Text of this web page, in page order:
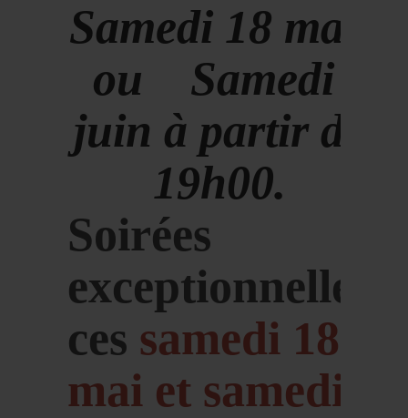
Samedi 18 mai
ou Samedi 1
juin à partir de
19h00.
Soirées
exceptionnelles
ces samedi 18
mai et samedi